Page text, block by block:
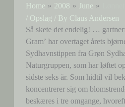
Home 2008 June
/ Opslag / By Claus Andersen
Så skete det endelig! …
Gram’ har overtaget årets
Sydhavnstippen fra Grøn
Naturgruppen, som har løftet
sidste seks år. Som hidtil vil
koncentrerer sig om
beskæres i tre omgange,